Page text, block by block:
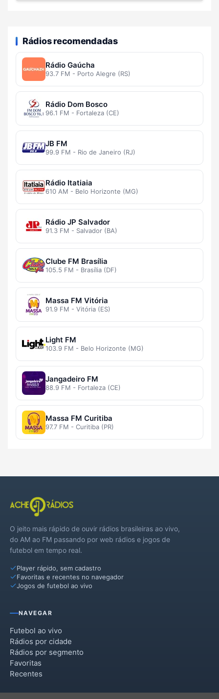
Rádios recomendadas
Rádio Gaúcha
93.7 FM - Porto Alegre (RS)
Rádio Dom Bosco
96.1 FM - Fortaleza (CE)
JB FM
99.9 FM - Rio de Janeiro (RJ)
Rádio Itatiaia
610 AM - Belo Horizonte (MG)
Rádio JP Salvador
91.3 FM - Salvador (BA)
Clube FM Brasília
105.5 FM - Brasília (DF)
Massa FM Vitória
91.9 FM - Vitória (ES)
Light FM
103.9 FM - Belo Horizonte (MG)
Jangadeiro FM
88.9 FM - Fortaleza (CE)
Massa FM Curitiba
97.7 FM - Curitiba (PR)
O jeito mais rápido de ouvir rádios brasileiras ao vivo,
do AM ao FM passando por web rádios e jogos de
futebol em tempo real.
Player rápido, sem cadastro
Favoritas e recentes no navegador
Jogos de futebol ao vivo
NAVEGAR
Futebol ao vivo
Rádios por cidade
Rádios por segmento
Favoritas
Recentes